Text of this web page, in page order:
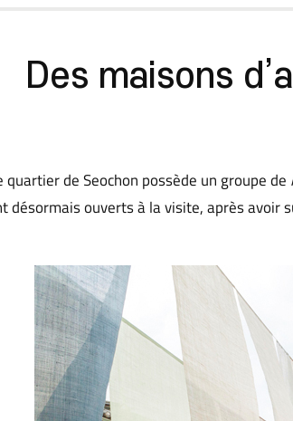
Des maisons
quartier de Seochon possède un groupe de
désormais ouverts à la visite, après avoir